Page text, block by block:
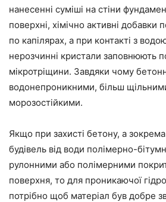
нанесенні суміші на стіни
поверхні, хімічно активні добавки
по капілярах, а при контакті з
нерозчинні кристали заповнюють
мікротріщини. Завдяки чому
водонепроникними, більш
морозостійкими.
Якщо при захисті бетону, а
будівель від води полімерно-
рулонними або полімерними
поверхня, то для проникаючої
потрібно щоб матеріал був добре